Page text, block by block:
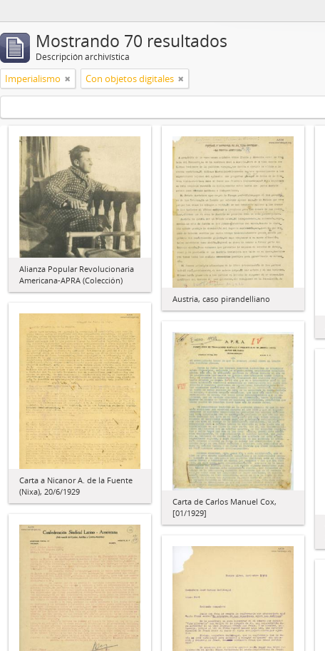
Mostrando 70 resultados
Descripción archivística
Imperialismo Con objetos digitales
Alianza Popular Revolucionaria
Americana-APRA (Colección)
Austria, caso pirandelliano
Carta a Nicanor A. de la Fuente
(Nixa), 20/6/1929
Carta de Carlos Manuel Cox,
[01/1929]